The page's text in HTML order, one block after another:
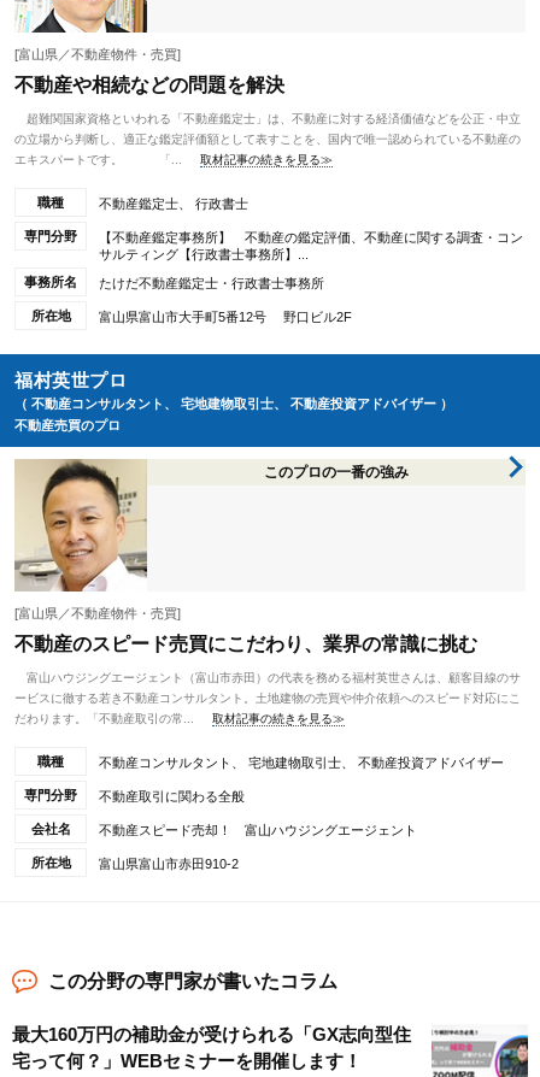
[富山県／不動産物件・売買]
不動産や相続などの問題を解決
超難関国家資格といわれる「不動産鑑定士」は、不動産に対する経済価値などを公正・中立
の立場から判断し、適正な鑑定評価額として表すことを、国内で唯一認められている不動産の
エキスパートです。 「...
取材記事の続きを見る≫
職種 不動産鑑定士、 行政書士
専門分野
【不動産鑑定事務所】 不動産の鑑定評価、不動産に関する調査・コン
サルティング【行政書士事務所】...
事務所名
たけだ不動産鑑定士・行政書士事務所
所在地 富山県富山市大手町5番12号 野口ビル2F
福村英世プロ
（ 不動産コンサルタント、 宅地建物取引士、 不動産投資アドバイザー ）
不動産売買のプロ
このプロの一番の強み
[富山県／不動産物件・売買]
不動産のスピード売買にこだわり、業界の常識に挑む
富山ハウジングエージェント（富山市赤田）の代表を務める福村英世さんは、顧客目線のサ
ービスに徹する若き不動産コンサルタント。土地建物の売買や仲介依頼へのスピード対応にこ
だわります。「不動産取引の常...
取材記事の続きを見る≫
職種 不動産コンサルタント、 宅地建物取引士、 不動産投資アドバイザー
専門分野 不動産取引に関わる全般
会社名 不動産スピード売却！ 富山ハウジングエージェント
所在地 富山県富山市赤田910-2
この分野の専門家が書いたコラム
最大160万円の補助金が受けられる「GX志向型住
宅って何？」WEBセミナーを開催します！